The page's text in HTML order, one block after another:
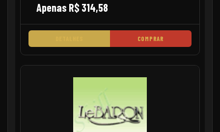
Apenas R$ 314,58
COMPRAR